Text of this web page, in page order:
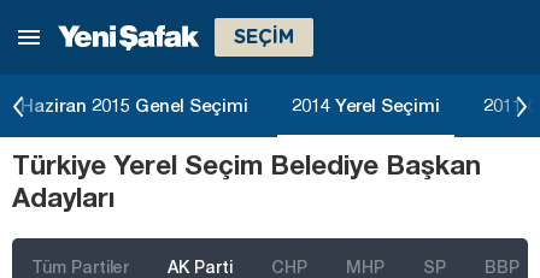
SEÇİM
Haziran 2015 Genel Seçimi 2014 Yerel Seçimi 2011
Türkiye Yerel Seçim Belediye Başkan
Adayları
Tüm Partiler AK Parti CHP MHP SP BBP
Siirt
Şanlıurfa
Şırnak